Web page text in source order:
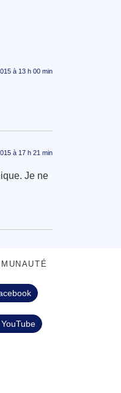
à 13 h 00 min
à 17 h 21 min
Je ne